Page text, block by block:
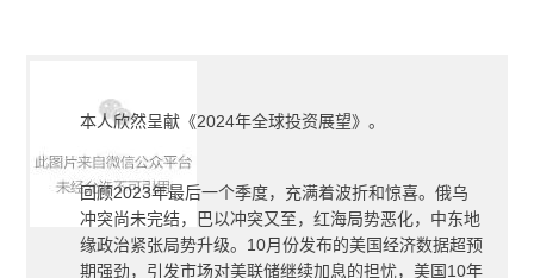
本人欣然呈献《2024年全球投资展望》。
回顾2023年最后一个季度，充满着波折和惊喜。俄乌
冲突尚未完结，巴以冲突又至，红海局势恶化，中东地
缘政治紧张局势升级。 10月份发布的美国经济数据超预
期强劲，引发市场对美联储继续加息的担忧，美国10年